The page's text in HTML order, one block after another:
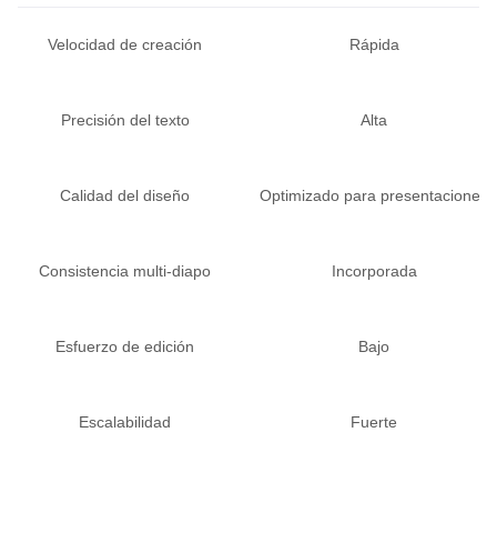
Velocidad de creación Rápida
Precisión del texto Alta
Calidad del diseño Optimizado para presentaciones
Consistencia multi-diapo Incorporada
Esfuerzo de edición Bajo
Escalabilidad Fuerte